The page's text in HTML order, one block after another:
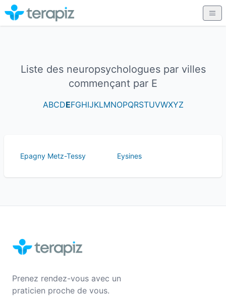
Liste des neuropsychologues par villes
commençant par E
ABCDEFGHIJKLMNOPQRSTUVWXYZ
Epagny Metz-Tessy Eysines
Prenez rendez-vous avec un
praticien proche de vous.